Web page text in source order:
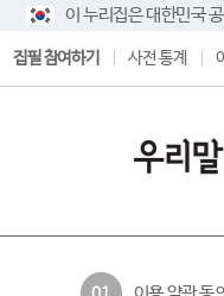
이 누리집은 대한민국
집필 참여하기 사전 통계